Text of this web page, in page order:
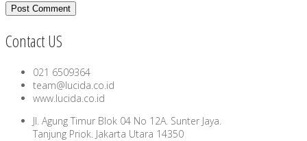
Contact US
021 6509364
team@lucida.co.id
www.lucida.co.id
Jl. Agung Timur Blok 04 No 12A. Sunter Jaya.
Tanjung Priok. Jakarta Utara 14350